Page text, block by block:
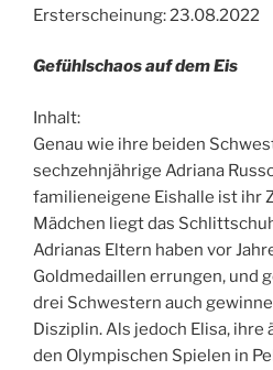
Ersterscheinung: 23.08.2022
Gefühlschaos auf dem Eis
Inhalt:
Genau wie ihre beiden
sechzehnjährige Adriana
familieneigene Eishalle ist ihr
Mädchen liegt das
Adrianas Eltern haben vor
Goldmedaillen errungen, und
drei Schwestern auch
Disziplin. Als jedoch Elisa, ihre
den Olympischen Spielen in